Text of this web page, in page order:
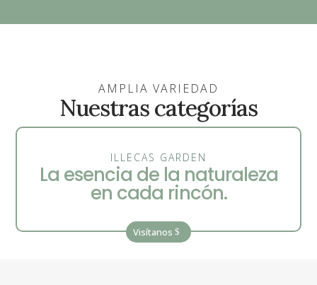
AMPLIA VARIEDAD
Nuestras categorías
ILLECAS GARDEN
La esencia de la naturaleza
en cada rincón.
Visítanos